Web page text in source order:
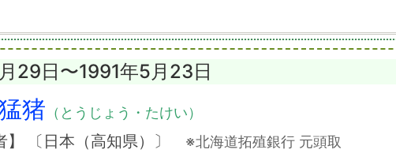
29日〜1991年5月23日
猪 （とうじょう・たけい）
】 〔日本（高知県）〕 ※北海道拓殖銀行 元頭取